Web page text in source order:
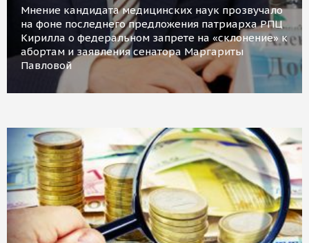
Мнение кандидата медицинских наук прозвучало
на фоне последнего предложения патриарха РПЦ
Кирилла о федеральном запрете на «склонение» к
абортам и заявления сенатора Маргариты
Павловой